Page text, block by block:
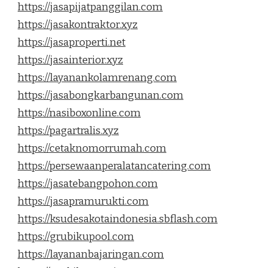
https://jasapijatpanggilan.com
https://jasakontraktor.xyz
https://jasaproperti.net
https://jasainterior.xyz
https://layanankolamrenang.com
https://jasabongkarbangunan.com
https://nasiboxonline.com
https://pagartralis.xyz
https://cetaknomorrumah.com
https://persewaanperalatancatering.com
https://jasatebangpohon.com
https://jasapramurukti.com
https://ksudesakotaindonesia.sbflash.com
https://grubikupool.com
https://layananbajaringan.com